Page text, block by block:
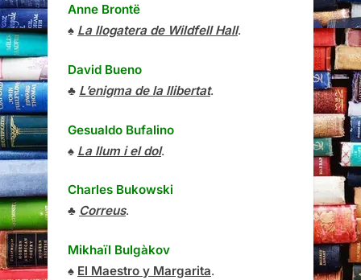
Anne Brontë
♠ La llogatera de Wildfell Hall.
David Bueno
♣ L’enigma de la llibertat.
Gesualdo Bufalino
♠ La llum i el dol.
Charles Bukowski
♣ Correus.
Mikhaïl Bulgàkov
♠ El Maestro y Margarita.